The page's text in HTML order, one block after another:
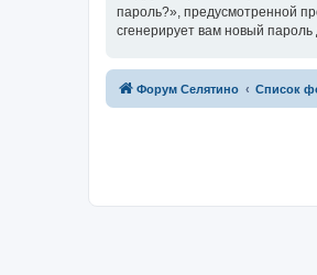
пароль?», предусмотренной
сгенерирует вам новый
Форум Селятино Список